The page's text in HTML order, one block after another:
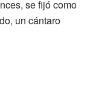
se fijó como
un cántaro